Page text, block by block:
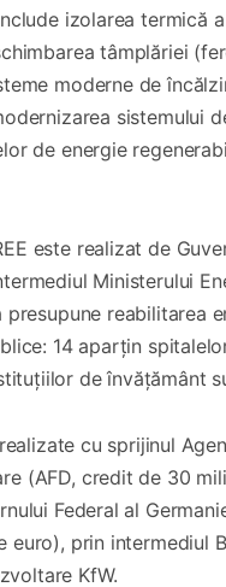
izolarea termică
tâmplăriei
moderne de
sistemului
de energie
este realizat de
Ministerului
presupune reabilitarea
14 aparțin
de învățământ
cu sprijinul
(AFD, credit de 30
Federal al
euro), prin intermediul
KfW.